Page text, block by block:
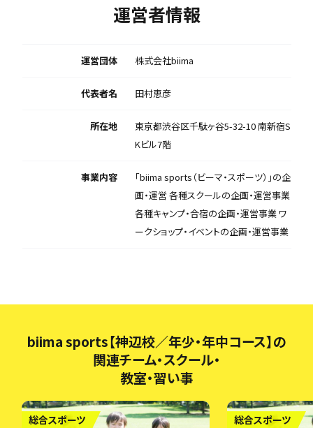
運営者情報
運営団体 株式会社biima
代表者名 田村恵彦
所在地
東京都渋谷区千駄ヶ谷5-32-10 南新宿S
Kビル7階
事業内容
「biima sports（ビーマ・スポーツ）」の企
画・運営 各種スクールの企画・運営事業
各種キャンプ・合宿の企画・運営事業 ワ
ークショップ・イベントの企画・運営事業
biima sports【神辺校／年少・年中コース】の
関連チーム・スクール・
教室・習い事
総合スポーツ 総合スポーツ